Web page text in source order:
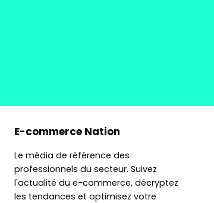
E-commerce Nation
Le média de référence des
professionnels du secteur. Suivez
l'actualité du e-commerce, décryptez
les tendances et optimisez votre